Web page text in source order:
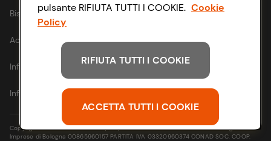
Bisogno di aiuto?
Accessibilità
Informativa cookie
Informativa privacy
Copyright © 2021- Via Michelino, 59 | 40127 BOLOGNA Codice Fiscale e Registro
Imprese di Bologna 00865960157 PARTITA IVA 03320960374 CONAD SOC. COOP.
pulsante RIFIUTA TUTTI I COOKIE. Cookie
Policy
RIFIUTA TUTTI I COOKIE
ACCETTA TUTTI I COOKIE